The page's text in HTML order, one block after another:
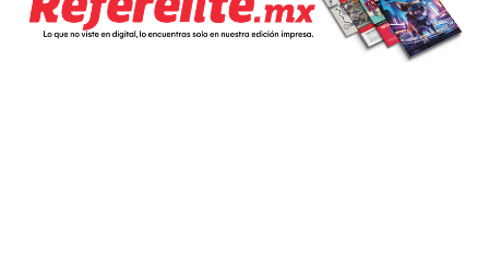
Uno de cada cuatro trabajadores en Chihuahua no tiene estas
prestaciones
Becas internacionales abren nuevas oportunidades para